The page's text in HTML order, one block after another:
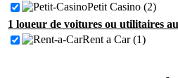
Petit Casino (2)
1 loueur de voitures ou utilitaires
Rent a Car (1)